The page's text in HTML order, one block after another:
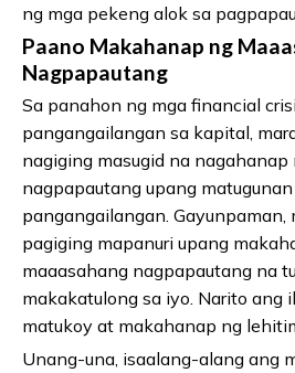
ng mga pekeng alok sa
Paano Makahanap ng
Nagpapautang
Sa panahon ng mga financial
pangangailangan sa kapital,
nagiging masugid na nagahanap
nagpapautang upang
pangangailangan. Gayunpaman,
pagiging mapanuri upang
maaasahang nagpapautang na
makakatulong sa iyo. Narito ang
matukoy at makahanap ng
Unang-una, isaalang-alang ang